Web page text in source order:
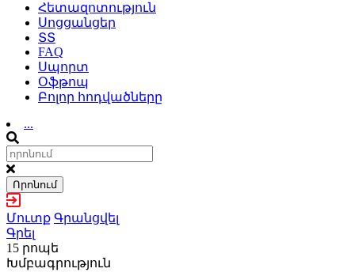
Հետազոտություն
Սոցցանցեր
ՏՏ
FAQ
Սպորտ
Օֆթոպ
Բոլոր հոդվածները
...
Որոնում
Մուտք Գրանցվել
Գրել
15 րոպե
Խմբագրություն